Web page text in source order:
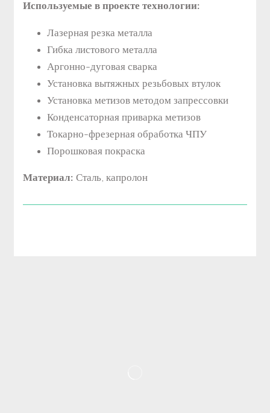
Используемые в проекте технологии:
Лазерная резка металла
Гибка листового металла
Аргонно-дуговая сварка
Установка вытяжных резьбовых втулок
Установка метизов методом запрессовки
Конденсаторная приварка метизов
Токарно-фрезерная обработка ЧПУ
Порошковая покраска
Материал: Сталь, капролон